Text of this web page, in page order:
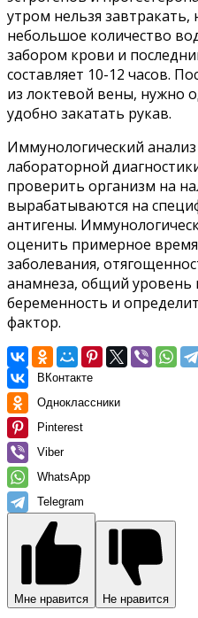
утром нельзя
небольшое количество
забором крови и
составляет 10-12 часов.
из локтевой вены, нужно
удобно закатать рукав.
Иммунологический
лабораторной
проверить организм на
вырабатываются на
антигены.
оценить примерное
заболевания,
анамнеза, общий уровень
беременность и
фактор.
ВКонтакте
Одноклассники
Pinterest
Viber
WhatsApp
Telegram
Мне нравится Не нравится